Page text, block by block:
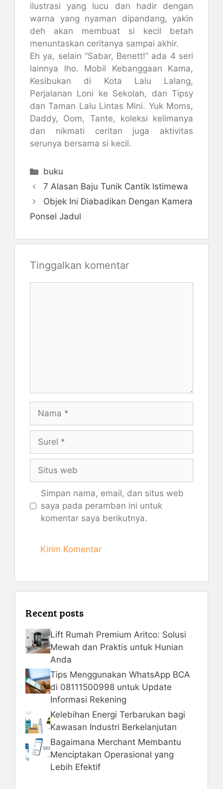
ilustrasi yang lucu dan hadir dengan
warna yang nyaman dipandang, yakin
deh akan membuat si kecil betah
menuntaskan ceritanya sampai akhir.
Eh ya, selain “Sabar, Benett!” ada 4 seri
lainnya lho. Mobil Kebanggaan Kama,
Kesibukan di Kota Lalu Lalang,
Perjalanan Loni ke Sekolah, dan Tipsy
dan Taman Lalu Lintas Mini. Yuk Moms,
Daddy, Oom, Tante, koleksi kelimanya
dan nikmati ceritan juga aktivitas
serunya bersama si kecil.
Kategori
buku
7 Alasan Baju Tunik Cantik Istimewa
Objek Ini Diabadikan Dengan Kamera
Ponsel Jadul
Tinggalkan komentar
Nama
Surel
Situs
web
Simpan nama, email, dan situs web
saya pada peramban ini untuk
komentar saya berikutnya.
Recent posts
Lift Rumah Premium Aritco: Solusi
Mewah dan Praktis untuk Hunian
Anda
Tips Menggunakan WhatsApp BCA
di 08111500998 untuk Update
Informasi Rekening
Kelebihan Energi Terbarukan bagi
Kawasan Industri Berkelanjutan
Bagaimana Merchant Membantu
Menciptakan Operasional yang
Lebih Efektif